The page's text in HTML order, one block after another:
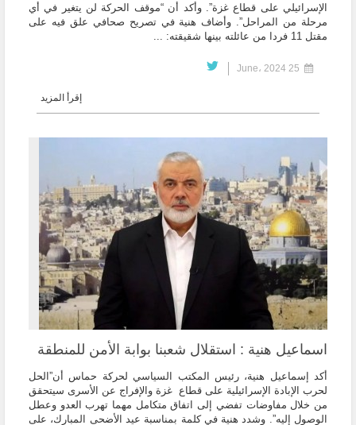
الإسرائيلي على قطاع غزة”. وأكد أن “موقف الحركة لن يتغير في أي
مرحلة من المراحل”. وأضاف هنية في تصريح صحافي علق فيه على
مقتل 11 فردا من عائلته بينها شقيقته: ...
إقرأ المزيد
اسماعيل هنية : استقلال شعبنا بوابة الأمن للمنطقة
أكد إسماعيل هنية، رئيس المكتب السياسي لحركة حماس أن”الحل
لحرب الإبادة الإسرائيلية على قطاع غزة والإفراج عن الأسرى سيتحقق
من خلال مفاوضات تفضي إلى اتفاق متكامل مهما تهرب العدو وعطل
الوصول إليه”. وشدد هنية في كلمة بمناسبة عيد الأضحى المبارك، على